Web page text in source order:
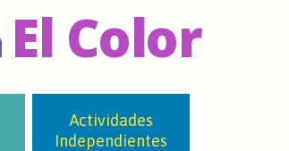
El Color
Actividades
Independientes